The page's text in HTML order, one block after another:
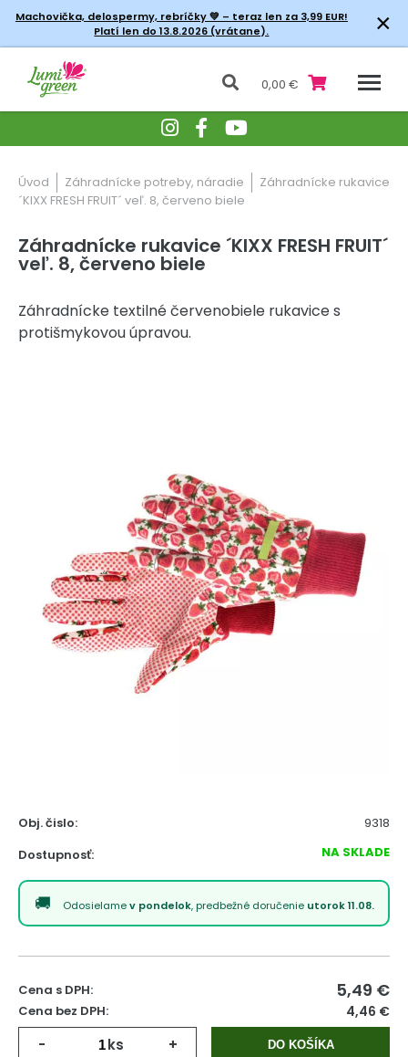
Machovička, delospermy, rebríčky💚 – teraz len za 3,99 EUR!
Platí len do 13.8.2026 (vrátane).
×
0,00 €
Úvod Záhradnícke potreby, náradie
Záhradnícke rukavice
´KIXX FRESH FRUIT´ veľ. 8, červeno biele
Záhradnícke rukavice ´KIXX FRESH FRUIT´
veľ. 8, červeno biele
Záhradnícke textilné červenobiele rukavice s
protišmykovou úpravou.
Obj. čislo:
9318
Dostupnosť:
NA SKLADE
Odosielamev pondelok, predbežné doručenie utorok 11.08.
Cena s DPH: 5,49 €
Cena bez DPH: 4,46 €
- ks + DO KOŠÍKA